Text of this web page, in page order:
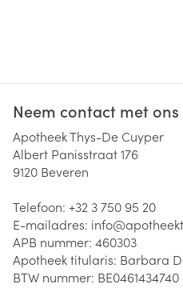
Neem contact met
Apotheek Thys-De Cuyper
Albert Panisstraat 176
9120 Beveren
Telefoon: +32 3 750 95 20
E-mailadres: info@
APB nummer: 460303
Apotheek titularis: Barbara
BTW nummer: BE0461434740